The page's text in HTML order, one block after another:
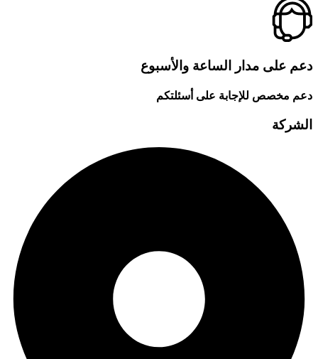
دعم على مدار الساعة والأسبوع
دعم مخصص للإجابة على أسئلتكم
الشركة